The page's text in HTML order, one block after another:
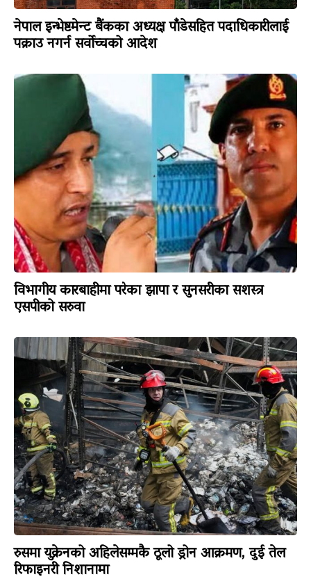
नेपाल इन्भेष्टमेन्ट बैंकका अध्यक्ष पाँडेसहित पदाधिकारीलाई
पक्राउ नगर्न सर्वोच्चको आदेश
विभागीय कारबाहीमा परेका झापा र सुनसरीका सशस्त्र
एसपीको सरुवा
रुसमा युक्रेनको अहिलेसम्मकै ठूलो ड्रोन आक्रमण, दुई तेल
रिफाइनरी निशानामा